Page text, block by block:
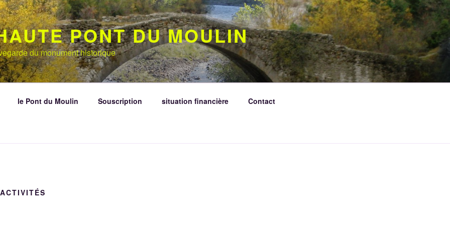
PONT DU MOULIN
du monument historique
le Pont du Moulin Souscription situation financière Contact